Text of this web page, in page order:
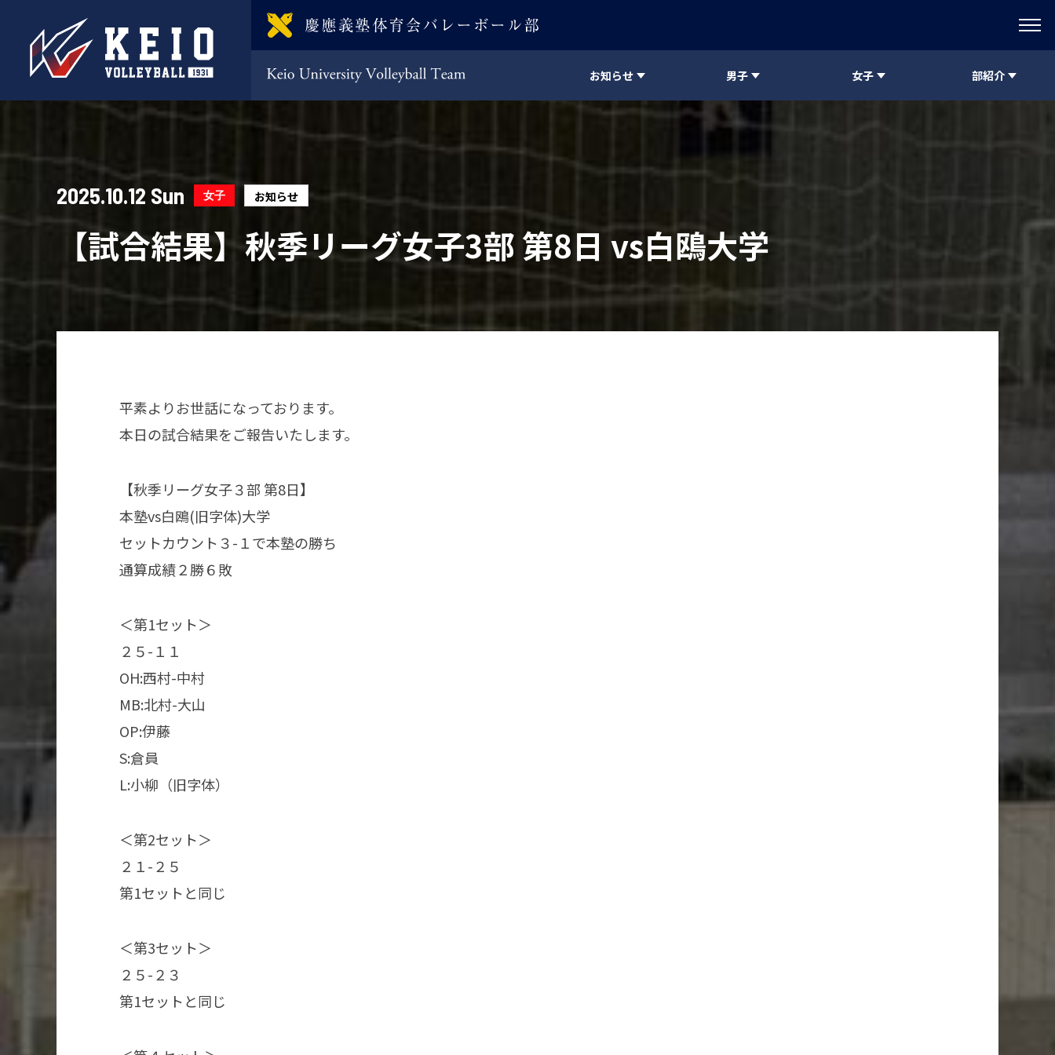
Keio University Volleyball Teamお知らせ 男子 女子 部紹介
2025.10.12 Sun 女子 お知らせ
【試合結果】秋季リーグ女子3部 第8日 vs白鴎大学
平素よりお世話になっております。
本日の試合結果をご報告いたします。
【秋季リーグ女子３部 第8日】
本塾vs白鴎(旧字体)大学
セットカウント３-１で本塾の勝ち
通算成績２勝６敗
＜第1セット＞
２５-１１
OH:西村-中村
MB:北村-大山
OP:伊藤
S:倉員
L:小柳（旧字体）
＜第2セット＞
２１-２５
第1セットと同じ
＜第3セット＞
２５-２３
第1セットと同じ